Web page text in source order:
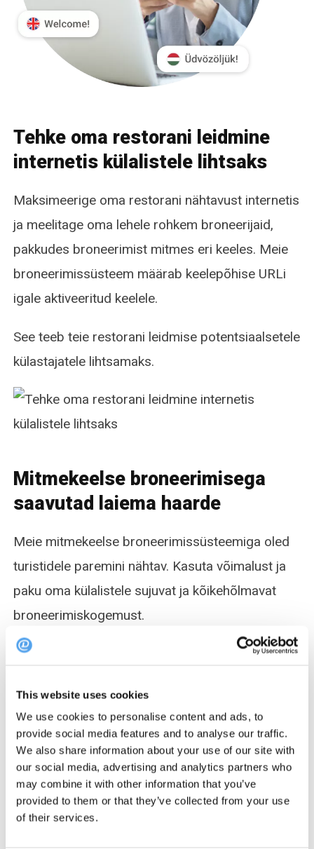
This website uses cookies
We use cookies to personalise content and ads, to
provide social media features and to analyse our traffic.
We also share information about your use of our site with
our social media, advertising and analytics partners who
may combine it with other information that you’ve
provided to them or that they’ve collected from your use
of their services.
Tehke oma restorani leidmine
internetis külalistele lihtsaks
Maksimeerige oma restorani nähtavust internetis
ja meelitage oma lehele rohkem broneerijaid,
pakkudes broneerimist mitmes eri keeles. Meie
broneerimissüsteem määrab keelepõhise URLi
igale aktiveeritud keelele.
See teeb teie restorani leidmise potentsiaalsetele
külastajatele lihtsamaks.
Mitmekeelse broneerimisega
saavutad laiema haarde
Meie mitmekeelse broneerimissüsteemiga oled
turistidele paremini nähtav. Kasuta võimalust ja
paku oma külalistele sujuvat ja kõikehõlmavat
broneerimiskogemust.
Meie keelepakett sisaldab kõiki suuremaid keeli,
jõuda sinuni.